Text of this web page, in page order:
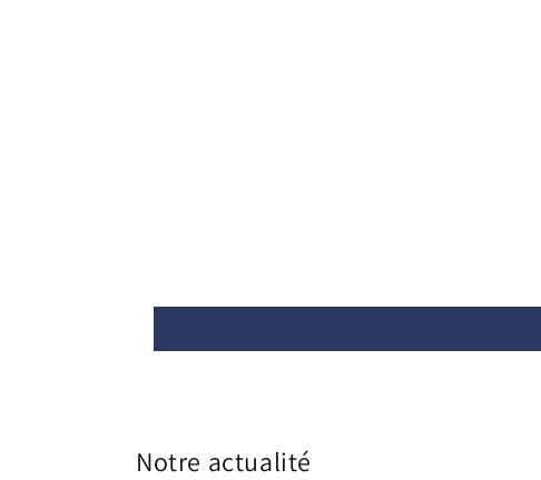
Notre actualité